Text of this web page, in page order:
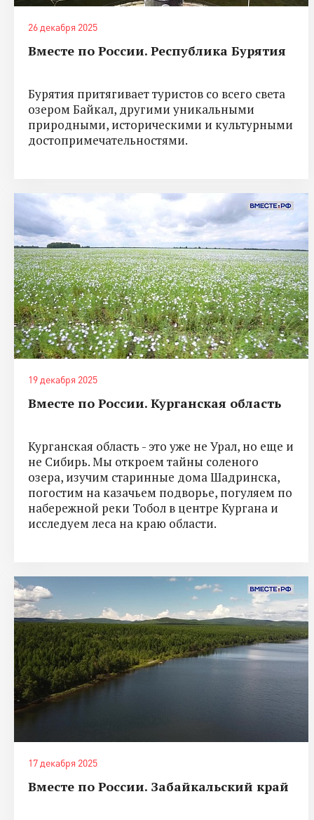
26 декабря 2025
Вместе по России. Республика Бурятия
Бурятия притягивает туристов со всего света
озером Байкал, другими уникальными
природными, историческими и культурными
достопримечательностями.
19 декабря 2025
Вместе по России. Курганская область
Курганская область - это уже не Урал, но еще и
не Сибирь. Мы откроем тайны соленого
озера, изучим старинные дома Шадринска,
погостим на казачьем подворье, погуляем по
набережной реки Тобол в центре Кургана и
исследуем леса на краю области.
17 декабря 2025
Вместе по России. Забайкальский край